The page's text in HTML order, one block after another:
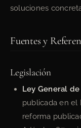
soluciones
Fuentes y
Legislación
Ley General
publicada en el
reforma